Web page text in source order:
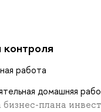
работа
домашняя
бизнес-плана